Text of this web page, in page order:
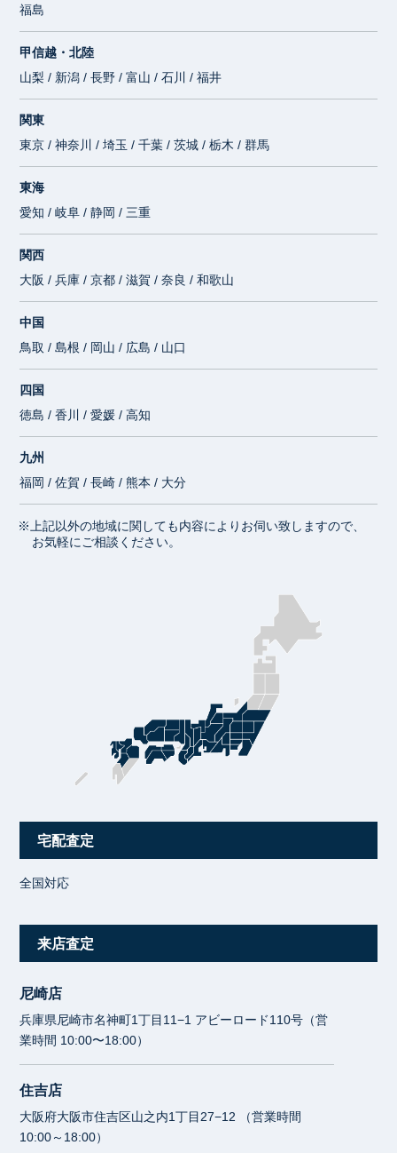
福島
甲信越・北陸
山梨 / 新潟 / 長野 / 富山 / 石川 / 福井
関東
東京 / 神奈川 / 埼玉 / 千葉 / 茨城 / 栃木 / 群馬
東海
愛知 / 岐阜 / 静岡 / 三重
関西
大阪 / 兵庫 / 京都 / 滋賀 / 奈良 / 和歌山
中国
鳥取 / 島根 / 岡山 / 広島 / 山口
四国
徳島 / 香川 / 愛媛 / 高知
九州
福岡 / 佐賀 / 長崎 / 熊本 / 大分
※上記以外の地域に関しても内容によりお伺い致しますので、
お気軽にご相談ください。
宅配査定
全国対応
来店査定
尼崎店
兵庫県尼崎市名神町1丁目11−1 アビーロード110号（営
業時間 10:00〜18:00）
住吉店
大阪府大阪市住吉区山之内1丁目27−12 （営業時間
10:00～18:00）